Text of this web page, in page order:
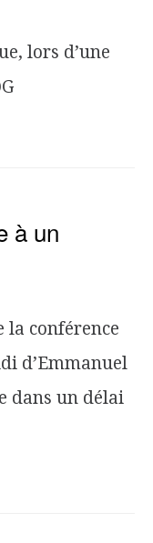
lors d’une
à un
la conférence
d’Emmanuel
dans un délai